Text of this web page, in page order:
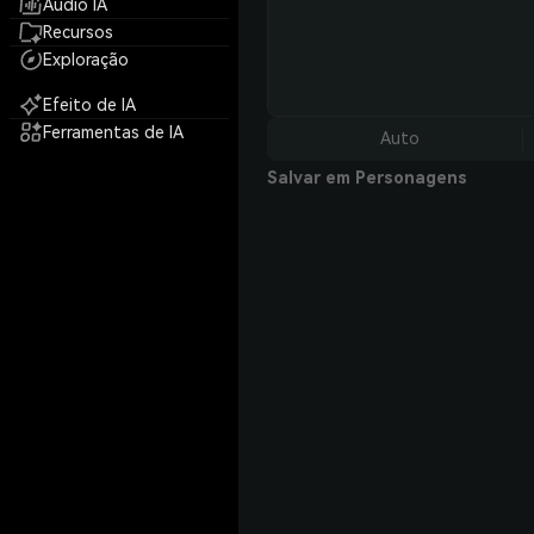
Áudio IA
Recursos
Exploração
Efeito de IA
Ferramentas de IA
Auto
Salvar em Personagens